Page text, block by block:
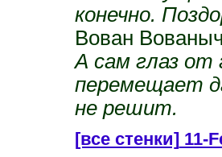
конечно.
Вован
А сам глаз от
перемещает
не решит.
[все стенки]11-